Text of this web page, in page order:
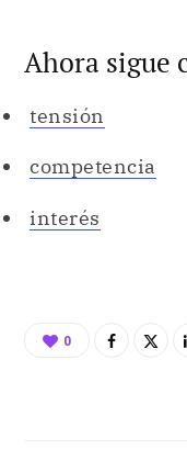
Ahora sigue
tensión
competencia
interés
0